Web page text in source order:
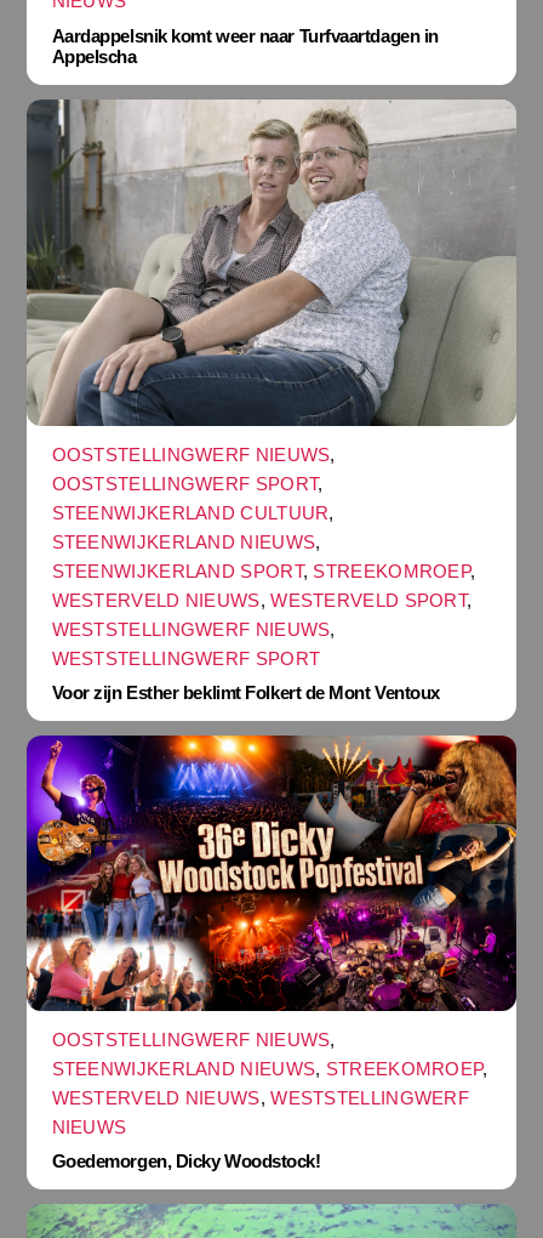
Aardappelsnik komt weer naar Turfvaartdagen in
Appelscha
OOSTSTELLINGWERF NIEUWS,
OOSTSTELLINGWERF SPORT,
STEENWIJKERLAND CULTUUR,
STEENWIJKERLAND NIEUWS,
STEENWIJKERLAND SPORT, STREEKOMROEP,
WESTERVELD NIEUWS,WESTERVELD SPORT,
WESTSTELLINGWERF NIEUWS,
WESTSTELLINGWERF SPORT
Voor zijn Esther beklimt Folkert de Mont Ventoux
OOSTSTELLINGWERF NIEUWS,
STEENWIJKERLAND NIEUWS, STREEKOMROEP,
WESTERVELD NIEUWS,WESTSTELLINGWERF
NIEUWS
Goedemorgen, Dicky Woodstock!